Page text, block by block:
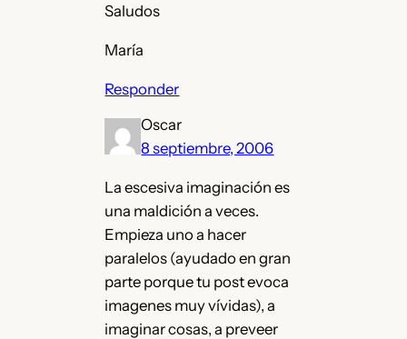
Saludos
María
Responder
Oscar
8 septiembre, 2006
La escesiva imaginación es
una maldición a veces.
Empieza uno a hacer
paralelos (ayudado en gran
parte porque tu post evoca
imagenes muy vívidas), a
imaginar cosas, a preveer